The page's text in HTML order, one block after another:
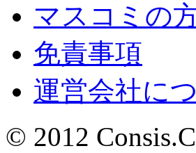
マスコミの
免責事項
運営会社に
© 2012